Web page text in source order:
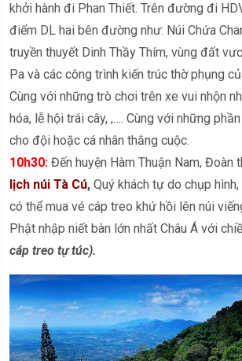
khởi hành đi Phan Thiết. Trên đường đi
điểm DL hai bên đường như: Núi Chứa
truyền thuyết Dinh Thầy Thím, vùng đất
Pa và các công trình kiến trúc thờ phụng
Cùng với những trò chơi trên xe vui nhộn
hóa, lễ hội trái cây, ,…. Cùng với những
cho đội hoặc cá nhân thắng cuộc.
10h30: Đến huyện Hàm Thuận Nam, Đoàn
lịch núi Tà Cú, Quý khách tự do chụp
có thể mua vé cáp treo khứ hồi lên núi
Phật nhập niết bàn lớn nhất Châu Á với
cáp treo tự túc).